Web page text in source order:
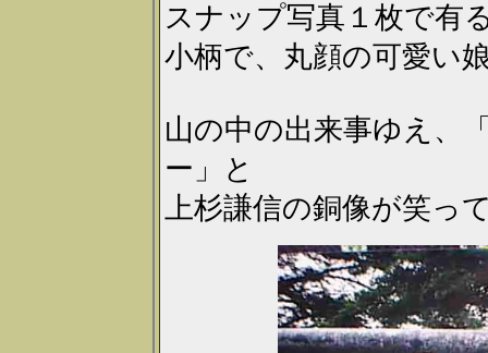
スナップ写真１枚で有
小柄で、丸顔の可愛い
山の中の出来事ゆえ、
ー」と
上杉謙信の銅像が笑っ